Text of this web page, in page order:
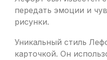
передать эмоции и
рисунки.
Уникальный стиль
карточкой. Он